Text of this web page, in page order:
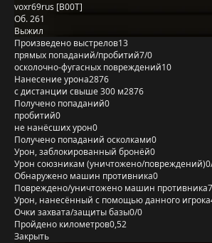
voxr69rus [B00T]
Об. 261
Выжил
Произведено выстрелов13
прямых попаданий/пробитий7/0
осколочно-фугасных повреждений10
Нанесение урона2876
с дистанции свыше 300 м2876
Получено попаданий0
пробитий0
не нанёсших урон0
Получено попаданий осколками0
Урон, заблокированный бронёй0
Урон союзникам (уничтожено/повреждений)
Обнаружено машин противника0
Повреждено/уничтожено машин противника
Урон, нанесённый с помощью данного игрока
Очки захвата/защиты базы0/0
Пройдено километров0,52
Закрыть